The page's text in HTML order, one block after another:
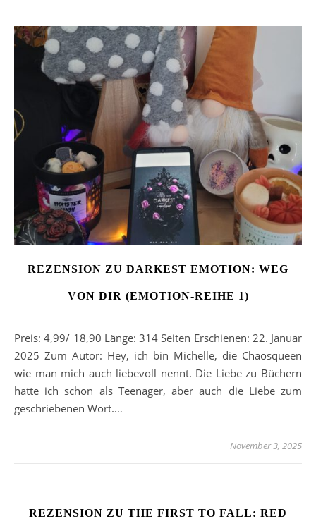
REZENSION ZU DARKEST EMOTION: WEG
VON DIR (EMOTION-REIHE 1)
Preis: 4,99/ 18,90 Länge: 314 Seiten Erschienen: 22. Januar
2025 Zum Autor: Hey, ich bin Michelle, die Chaosqueen
wie man mich auch liebevoll nennt. Die Liebe zu Büchern
hatte ich schon als Teenager, aber auch die Liebe zum
geschriebenen Wort.…
November 3, 2025
REZENSION ZU THE FIRST TO FALL: RED